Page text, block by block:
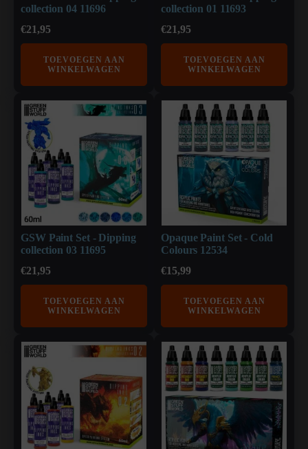
collection 04 11696
€21,95
TOEVOEGEN AAN
WINKELWAGEN
collection 01 11693
€21,95
TOEVOEGEN AAN
WINKELWAGEN
GSW Paint Set - Dipping
collection 03 11695
€21,95
TOEVOEGEN AAN
WINKELWAGEN
Opaque Paint Set - Cold
Colours 12534
€15,99
TOEVOEGEN AAN
WINKELWAGEN